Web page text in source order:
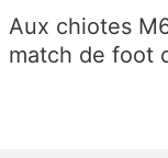
Aux chiotes
match de foot